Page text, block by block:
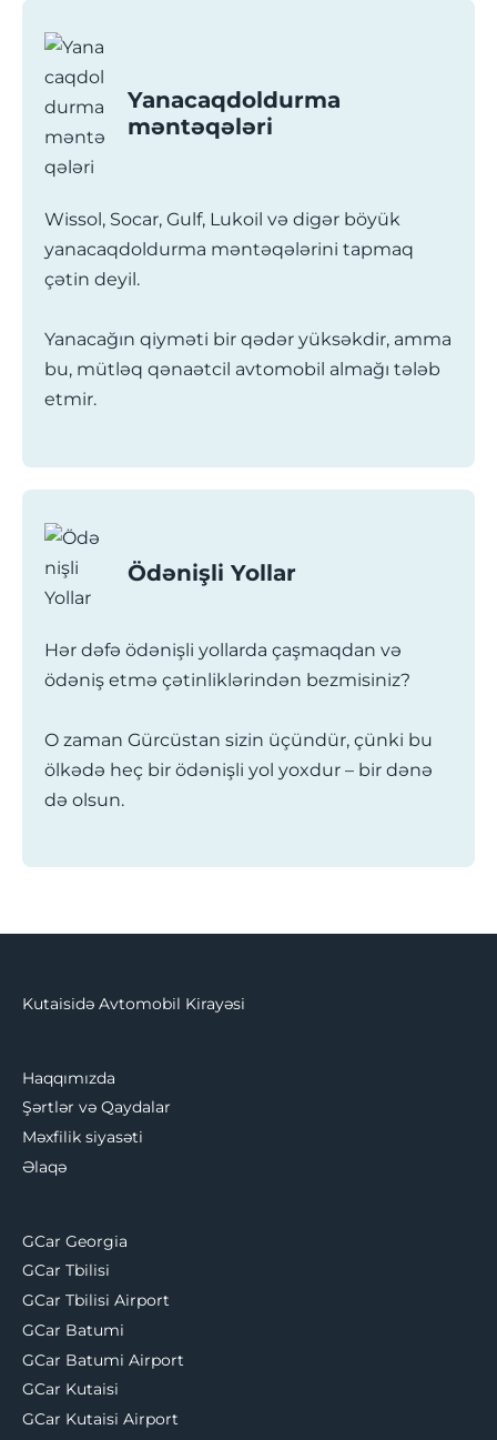
Yanacaqdoldurma
məntəqələri
Wissol, Socar, Gulf, Lukoil və digər böyük
yanacaqdoldurma məntəqələrini tapmaq
çətin deyil.
Yanacağın qiyməti bir qədər yüksəkdir, amma
bu, mütləq qənaətcil avtomobil almağı tələb
etmir.
Ödənişli Yollar
Hər dəfə ödənişli yollarda çaşmaqdan və
ödəniş etmə çətinliklərindən bezmisiniz?
O zaman Gürcüstan sizin üçündür, çünki bu
ölkədə heç bir ödənişli yol yoxdur – bir dənə
də olsun.
Kutaisidə Avtomobil Kirayəsi
Haqqımızda
Şərtlər və Qaydalar
Məxfilik siyasəti
Əlaqə
GCar Georgia
GCar Tbilisi
GCar Tbilisi Airport
GCar Batumi
GCar Batumi Airport
GCar Kutaisi
GCar Kutaisi Airport